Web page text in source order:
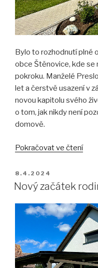
Bylo to rozhodnutí plné
obce Štěnovice, kde se
pokroku. Manželé
let a čerstvě usazení v
novou kapitolu svého
o tom, jak nikdy není
domově.
Pokračovat ve čtení
PUBLIKOVÁNO
8.4.2024
Nový začátek